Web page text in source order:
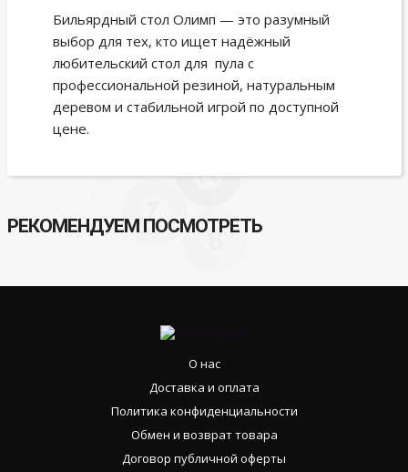
Бильярдный стол Олимп — это разумный
выбор для тех, кто ищет надёжный
любительский стол для пула с
профессиональной резиной, натуральным
деревом и стабильной игрой по доступной
цене.
РЕКОМЕНДУЕМ ПОСМОТРЕТЬ
О нас
Доставка и оплата
Политика конфиденциальности
Обмен и возврат товара
Договор публичной оферты